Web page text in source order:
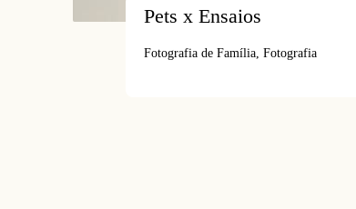
Pets x Ensaios
Fotografia de Família, Fotografia